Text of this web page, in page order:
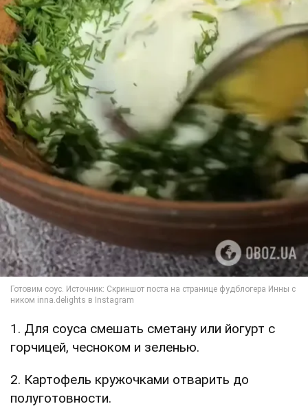
1. Для соуса смешать сметану или йогурт с
горчицей, чесноком и зеленью.
2. Картофель кружочками отварить до
полуготовности.